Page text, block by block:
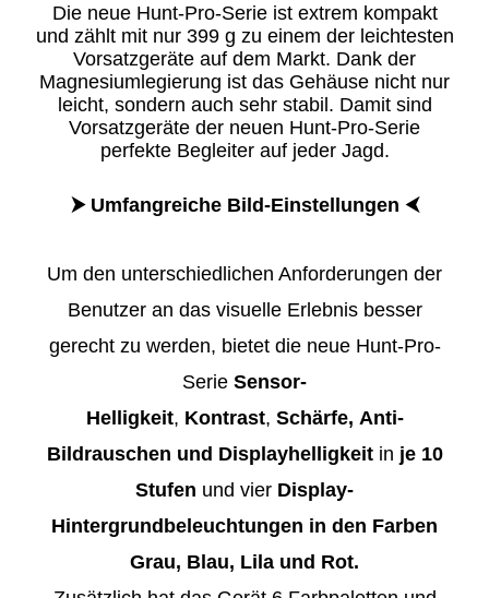
Die neue Hunt-Pro-Serie ist extrem kompakt
und zählt mit nur 399 g zu einem der leichtesten
Vorsatzgeräte auf dem Markt. Dank der
Magnesiumlegierung ist das Gehäuse nicht nur
leicht, sondern auch sehr stabil. Damit sind
Vorsatzgeräte der neuen Hunt-Pro-Serie
perfekte Begleiter auf jeder Jagd.
⮞ Umfangreiche Bild-Einstellungen ⮜
Um den unterschiedlichen Anforderungen der
Benutzer an das visuelle Erlebnis besser
gerecht zu werden, bietet die neue Hunt-Pro-
Serie Sensor-
Helligkeit, Kontrast, Schärfe, Anti-
Bildrauschen und Displayhelligkeit in je 10
Stufen und vier Display-
Hintergrundbeleuchtungen in den Farben
Grau, Blau, Lila und Rot.